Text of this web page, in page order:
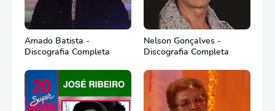
Amado Batista -
Discografia Completa
Nelson Gonçalves -
Discografia Completa